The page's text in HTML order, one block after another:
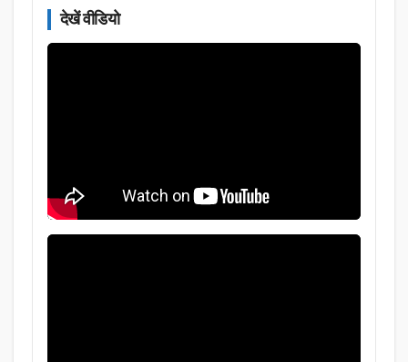
देखें वीडियो